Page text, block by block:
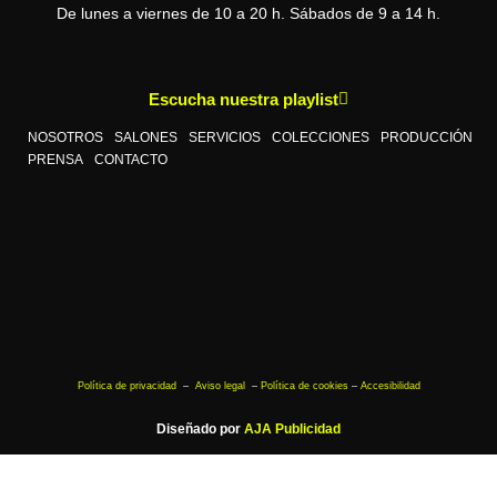
De lunes a viernes de 10 a 20 h. Sábados de 9 a 14 h.
Escucha nuestra playlist
NOSOTROS SALONES SERVICIOS COLECCIONES
PRODUCCIÓN
PRENSA
CONTACTO
Política de privacidad – Aviso legal – Política de cookies– Accesibilidad
Diseñado por AJA Publicidad